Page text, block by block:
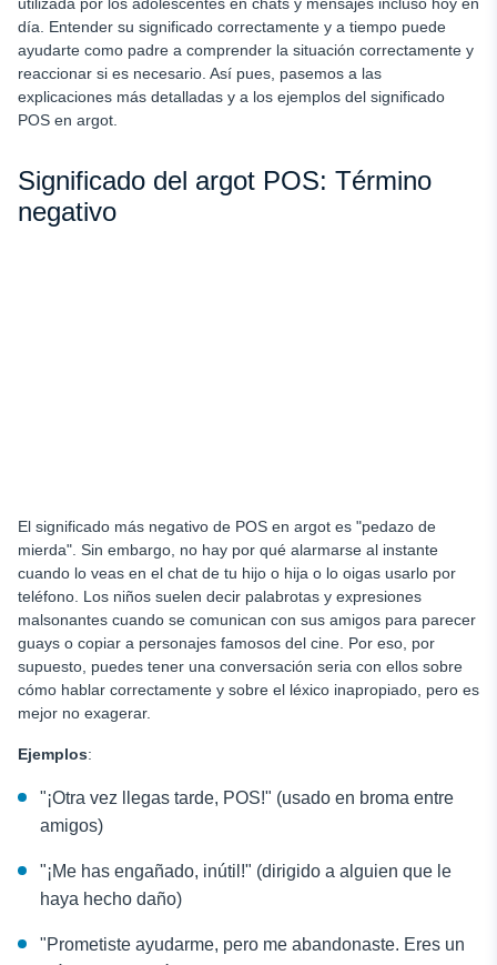
día. Entender su significado correctamente y a tiempo puede
ayudarte como padre a comprender la situación correctamente y
reaccionar si es necesario. Así pues, pasemos a las
explicaciones más detalladas y a los ejemplos del significado
POS en argot.
Significado del argot POS: Término
negativo
El significado más negativo de POS en argot es "pedazo de
mierda". Sin embargo, no hay por qué alarmarse al instante
cuando lo veas en el chat de tu hijo o hija o lo oigas usarlo por
teléfono. Los niños suelen decir palabrotas y expresiones
malsonantes cuando se comunican con sus amigos para parecer
guays o copiar a personajes famosos del cine. Por eso, por
supuesto, puedes tener una conversación seria con ellos sobre
cómo hablar correctamente y sobre el léxico inapropiado, pero es
mejor no exagerar.
Ejemplos:
"¡Otra vez llegas tarde, POS!" (usado en broma entre
amigos)
"¡Me has engañado, inútil!" (dirigido a alguien que le
haya hecho daño)
"Prometiste ayudarme, pero me abandonaste. Eres un